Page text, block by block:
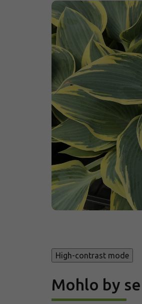
High-contrast mode
Mohlo by